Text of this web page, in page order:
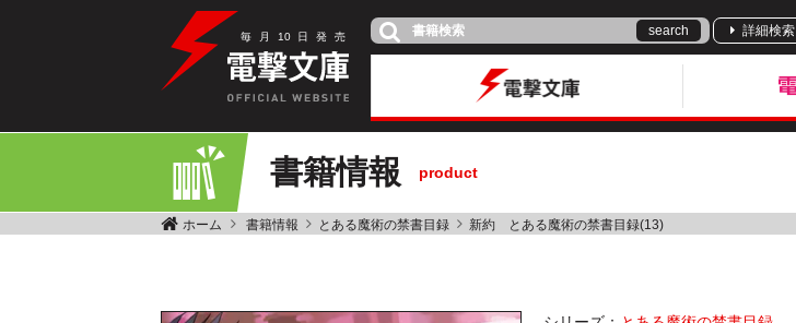
毎 月 10 日 発 売 search 詳細検索
書籍情報 product
ホーム 書籍情報 とある魔術の禁書目録 新約 とある魔術の禁書目録(13)